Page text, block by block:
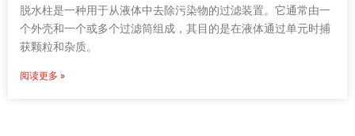
脱水柱是一种用于从液体中去除污染物的过滤装置。它通常由一
个外壳和一个或多个过滤筒组成，其目的是在液体通过单元时捕
获颗粒和杂质。
阅读更多 »